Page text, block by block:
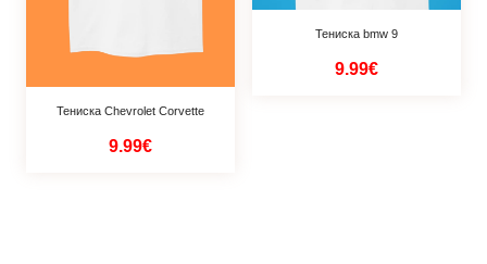
Тениска Chevrolet Corvette
9.99€
Тениска bmw 9
9.99€